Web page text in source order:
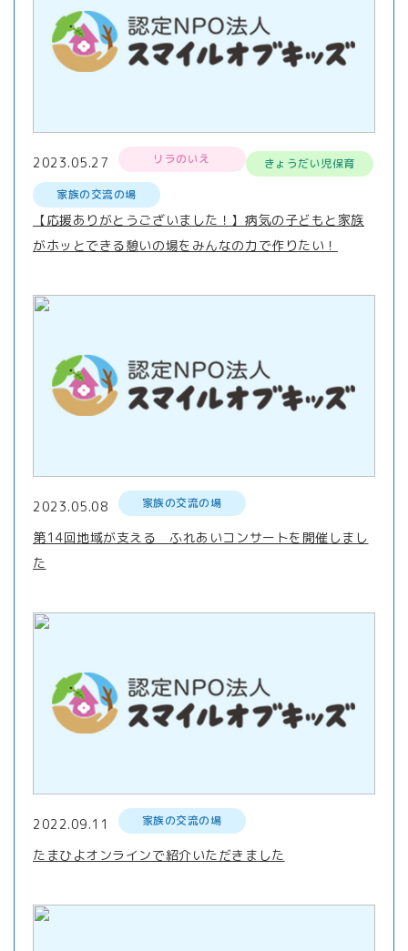
2023.05.27 リラのいえ
きょうだい児保育
家族の交流の場
【応援ありがとうございました！】病気の子どもと家族
がホッとできる憩いの場をみんなの力で作りたい！
2023.05.08 家族の交流の場
第14回地域が支える ふれあいコンサートを開催しまし
た
2022.09.11 家族の交流の場
たまひよオンラインで紹介いただきました